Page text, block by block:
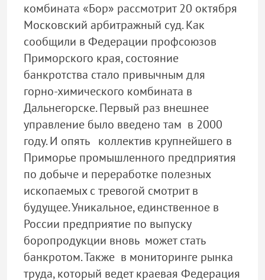
комбината «Бор» рассмотрит 20 октября
Московский арбитражный суд. Как
сообщили в Федерации профсоюзов
Приморского края, состояние
банкротства стало привычным для
горно-химического комбината в
Дальнегорске. Первый раз внешнее
управление было введено там в 2000
году. И опять коллектив крупнейшего в
Приморье промышленного предприятия
по добыче и переработке полезных
ископаемых с тревогой смотрит в
будущее. Уникальное, единственное в
России предприятие по выпуску
боропродукции вновь может стать
банкротом. Также в мониторинге рынка
труда, который ведет краевая Федерация